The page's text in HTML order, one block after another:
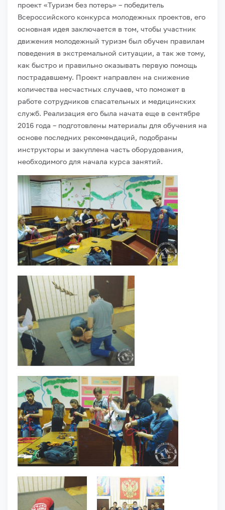
проект «Туризм без потерь» – победитель
Всероссийского конкурса молодежных проектов, его
основная идея заключается в том, чтобы участник
движения молодежный туризм был обучен правилам
поведения в экстремальной ситуации, а так же тому,
как быстро и правильно оказывать первую помощь
пострадавшему. Проект направлен на снижение
количества несчастных случаев, что поможет в
работе сотрудников спасательных и медицинских
служб. Реализация его была начата еще в сентябре
2016 года – подготовлены материалы для обучения на
основе последних рекомендаций, подобраны
инструкторы и закуплена часть оборудования,
необходимого для начала курса занятий.